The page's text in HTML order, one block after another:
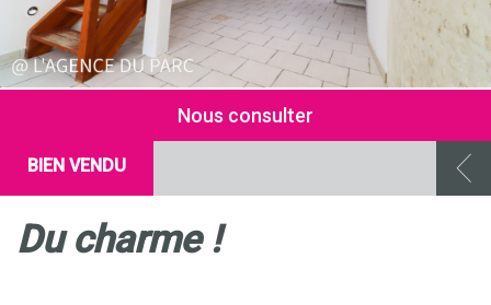
BIEN VENDU
Nous consulter
du charme !